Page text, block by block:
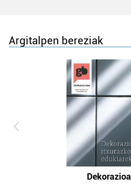
Argitalpen bereziak
Dekorazioa